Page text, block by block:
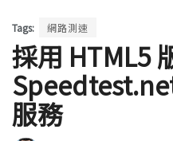
Tags: 網路測速
採用 HTML5
服務